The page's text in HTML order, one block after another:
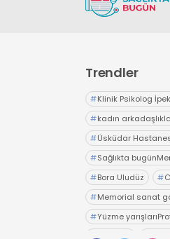
Trendler
#Klinik Psikolog
#kadın
#Üsküdar
#Sağlıkta
#Bora Uludüz #
#Memorial sanat
#Yüzme
#geniz eti #